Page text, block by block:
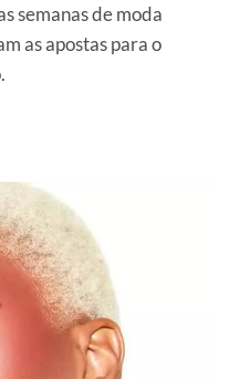
semanas de moda
as apostas para o